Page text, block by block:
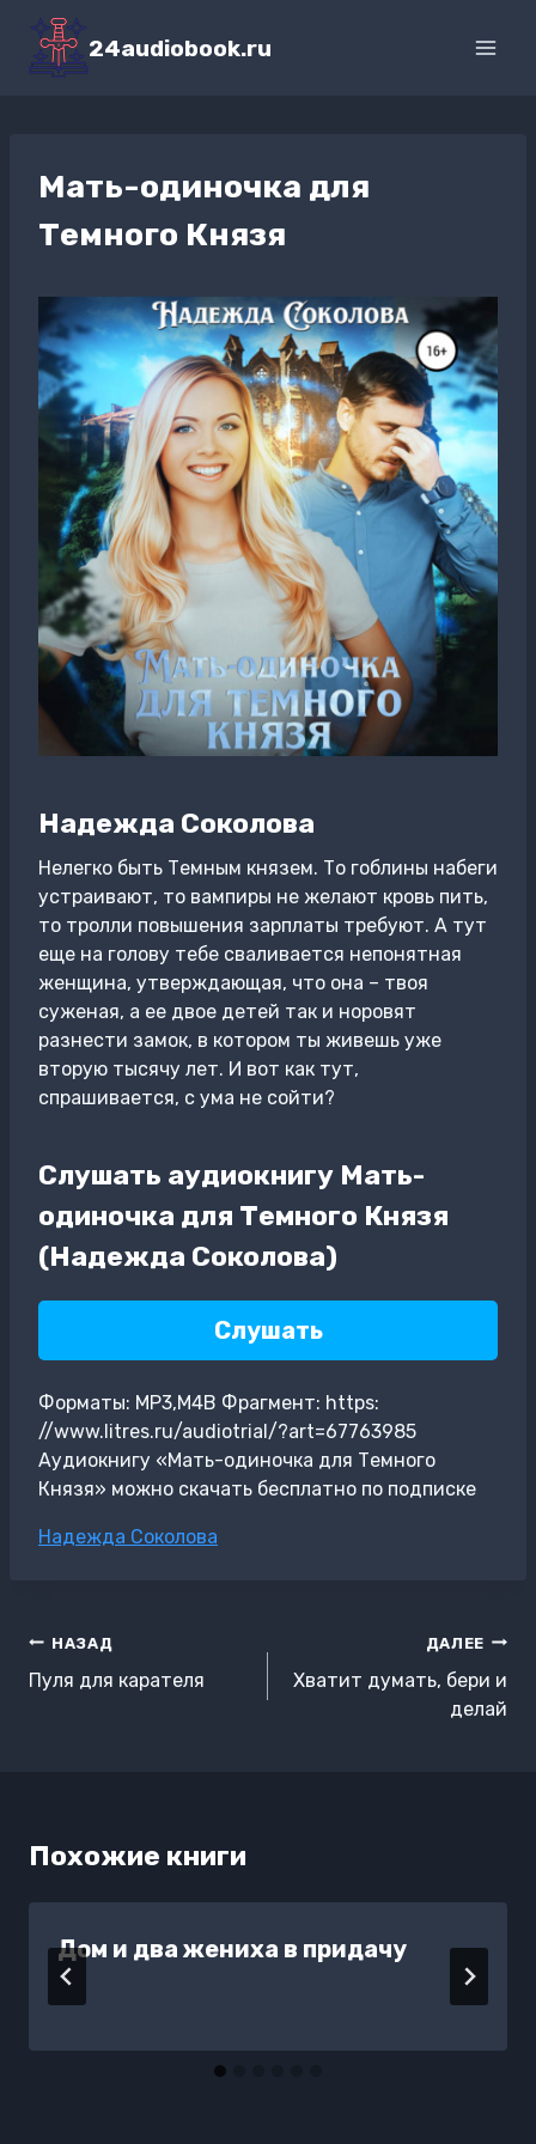
Перейти
содержимому
24audiobook.ru
Мать-одиночка для
Темного Князя
Надежда Соколова
Нелегко быть Темным князем. То гоблины набеги
устраивают, то вампиры не желают кровь пить,
то тролли повышения зарплаты требуют. А тут
еще на голову тебе сваливается непонятная
женщина, утверждающая, что она – твоя
суженая, а ее двое детей так и норовят
разнести замок, в котором ты живешь уже
вторую тысячу лет. И вот как тут,
спрашивается, с ума не сойти?
Слушать аудиокнигу Мать-
одиночка для Темного Князя
(Надежда Соколова)
Слушать
Форматы: MP3,M4B Фрагмент: https:
//www.litres.ru/audiotrial/?art=67763985
Аудиокнигу «Мать-одиночка для Темного
Князя» можно скачать бесплатно по подписке
Метки
Надежда Соколова
Навигация
по
НАЗАД
Пуля для карателя
ДАЛЕЕ
Хватит думать, бери и
делай
Похожие книги
Дом и два жениха в придачу